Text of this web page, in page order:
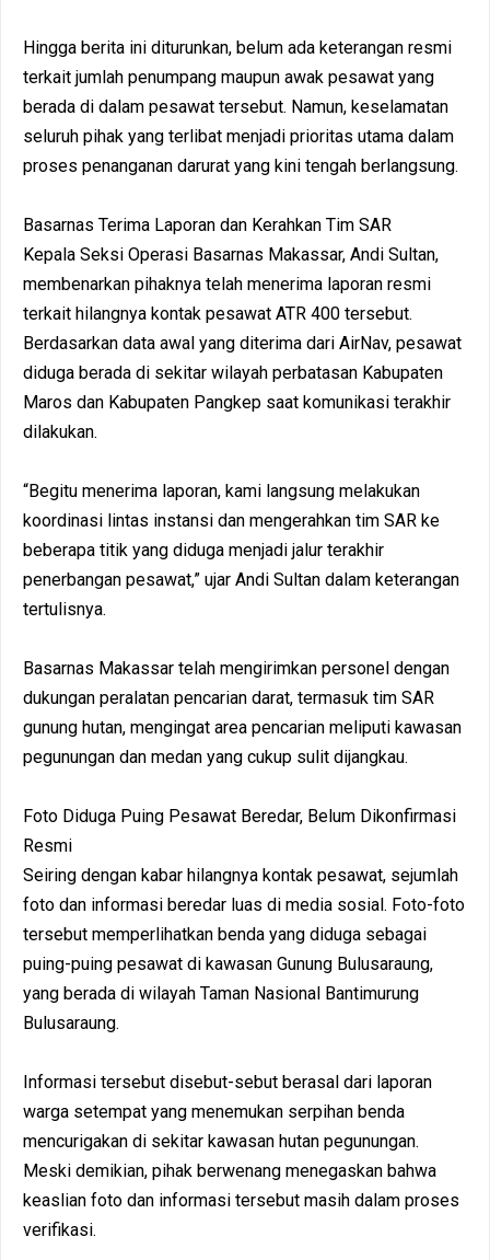
Hingga berita ini diturunkan, belum ada keterangan resmi
terkait jumlah penumpang maupun awak pesawat yang
berada di dalam pesawat tersebut. Namun, keselamatan
seluruh pihak yang terlibat menjadi prioritas utama dalam
proses penanganan darurat yang kini tengah berlangsung.
Basarnas Terima Laporan dan Kerahkan Tim SAR
Kepala Seksi Operasi Basarnas Makassar, Andi Sultan,
membenarkan pihaknya telah menerima laporan resmi
terkait hilangnya kontak pesawat ATR 400 tersebut.
Berdasarkan data awal yang diterima dari AirNav, pesawat
diduga berada di sekitar wilayah perbatasan Kabupaten
Maros dan Kabupaten Pangkep saat komunikasi terakhir
dilakukan.
“Begitu menerima laporan, kami langsung melakukan
koordinasi lintas instansi dan mengerahkan tim SAR ke
beberapa titik yang diduga menjadi jalur terakhir
penerbangan pesawat,” ujar Andi Sultan dalam keterangan
tertulisnya.
Basarnas Makassar telah mengirimkan personel dengan
dukungan peralatan pencarian darat, termasuk tim SAR
gunung hutan, mengingat area pencarian meliputi kawasan
pegunungan dan medan yang cukup sulit dijangkau.
Foto Diduga Puing Pesawat Beredar, Belum Dikonfirmasi
Resmi
Seiring dengan kabar hilangnya kontak pesawat, sejumlah
foto dan informasi beredar luas di media sosial. Foto-foto
tersebut memperlihatkan benda yang diduga sebagai
puing-puing pesawat di kawasan Gunung Bulusaraung,
yang berada di wilayah Taman Nasional Bantimurung
Bulusaraung.
Informasi tersebut disebut-sebut berasal dari laporan
warga setempat yang menemukan serpihan benda
mencurigakan di sekitar kawasan hutan pegunungan.
Meski demikian, pihak berwenang menegaskan bahwa
keaslian foto dan informasi tersebut masih dalam proses
verifikasi.